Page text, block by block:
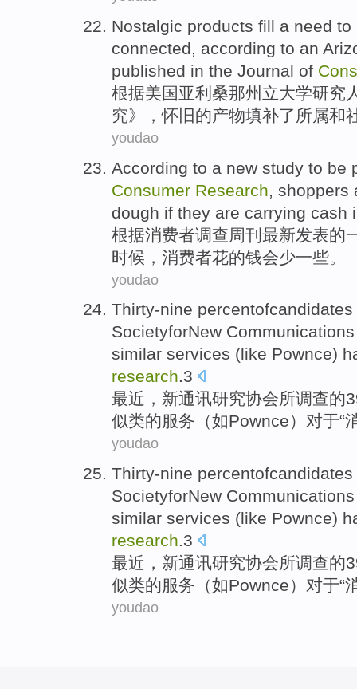
Nostalgic products fill a need to
connected, according to an
published in the Journal of
根据美国亚利桑那州立大学研究
究》，怀旧 的产物填补了 所属和
youdao
According to a new study to be
Consumer Research shoppers
dough if they are carrying cash
根据消费者调查周刊最新发表的
时候， 消费者花的钱会少一些。
youdao
Thirty-nine percentofcandidates
SocietyforNew Communications
similar services (like Pownce)
research.3
最近 ，新通讯研究协会所调查的
似类的服务 （如Pownce） 对于“
youdao
Thirty-nine percentofcandidates
SocietyforNew Communications
similar services (like Pownce)
research.3
最近 ，新通讯研究协会所调查的
似类的服务 （如Pownce） 对于“
youdao